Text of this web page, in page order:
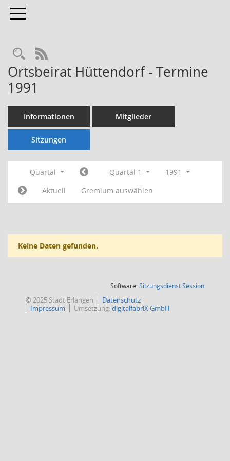
Toggle navigation
Rechercheauswahl
RSS-Feed
Ortsbeirat Hüttendorf - Termine
1991
Informationen Mitglieder
Sitzungen
Quartal Quartal 1
1991
Aktuell
Gremium auswählen
Keine Daten gefunden.
Software:SitzungsdienstSession(Wird in
© 2025 Stadt Erlangen
Datenschutz
Impressum
Umsetzung:digitalfabriX GmbH